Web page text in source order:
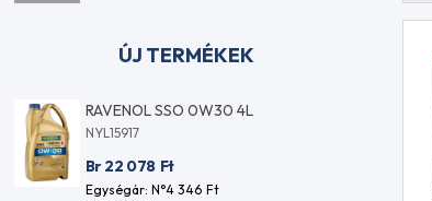
ÚJ TERMÉKEK
RAVENOL Motobike 4-T Ester 10W40
1L
Br 4 580 Ft